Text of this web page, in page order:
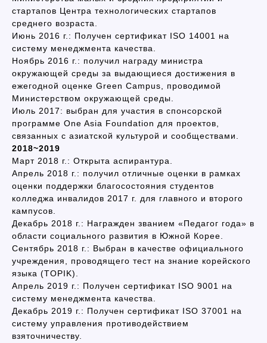
стартапов Центра технологических стартапов
среднего возраста.
Июнь 2016 г.: Получен сертификат ISO 14001 на
систему менеджмента качества.
Ноябрь 2016 г.: получил награду министра
окружающей среды за выдающиеся достижения в
ежегодной оценке Green Campus, проводимой
Министерством окружающей среды.
Июль 2017: выбран для участия в спонсорской
программе One Asia Foundation для проектов,
связанных с азиатской культурой и сообществами.
2018~2019
Март 2018 г.: Открыта аспирантура.
Апрель 2018 г.: получил отличные оценки в рамках
оценки поддержки благосостояния студентов
колледжа инвалидов 2017 г. для главного и второго
кампусов.
Декабрь 2018 г.: Награжден званием «Педагог года» в
области социального развития в Южной Корее.
Сентябрь 2018 г.: Выбран в качестве официального
учреждения, проводящего тест на знание корейского
языка (TOPIK).
Апрель 2019 г.: Получен сертификат ISO 9001 на
систему менеджмента качества.
Декабрь 2019 г.: Получен сертификат ISO 37001 на
систему управления противодействием
взяточничеству.